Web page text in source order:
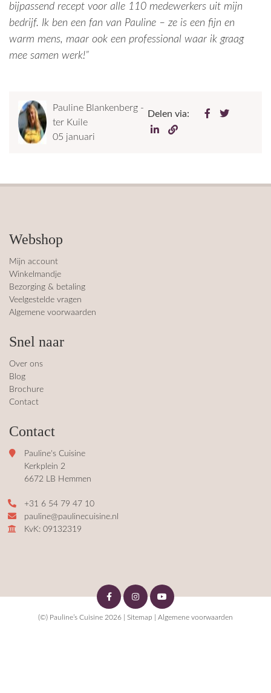
bijpassend recept voor alle 110 medewerkers uit mijn
bedrijf. Ik ben een fan van Pauline – ze is een fijn en
warm mens, maar ook een professional waar ik graag
mee samen werk!”
Pauline Blankenberg -
ter Kuile
05 januari
Delen via:
Webshop
Mijn account
Winkelmandje
Bezorging & betaling
Veelgestelde vragen
Algemene voorwaarden
Snel naar
Over ons
Blog
Brochure
Contact
Contact
Pauline's Cuisine
Kerkplein 2
6672 LB Hemmen
+31 6 54 79 47 10
pauline@paulinecuisine.nl
KvK: 09132319
(©) Pauline’s Cuisine 2026 | Sitemap Algemene voorwaarden